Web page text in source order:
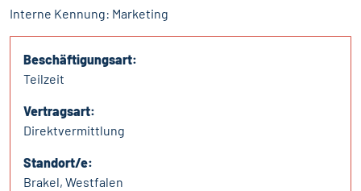
Interne Kennung: Marketing
Beschäftigungsart:
Teilzeit
Vertragsart:
Direktvermittlung
Standort/e:
Brakel, Westfalen